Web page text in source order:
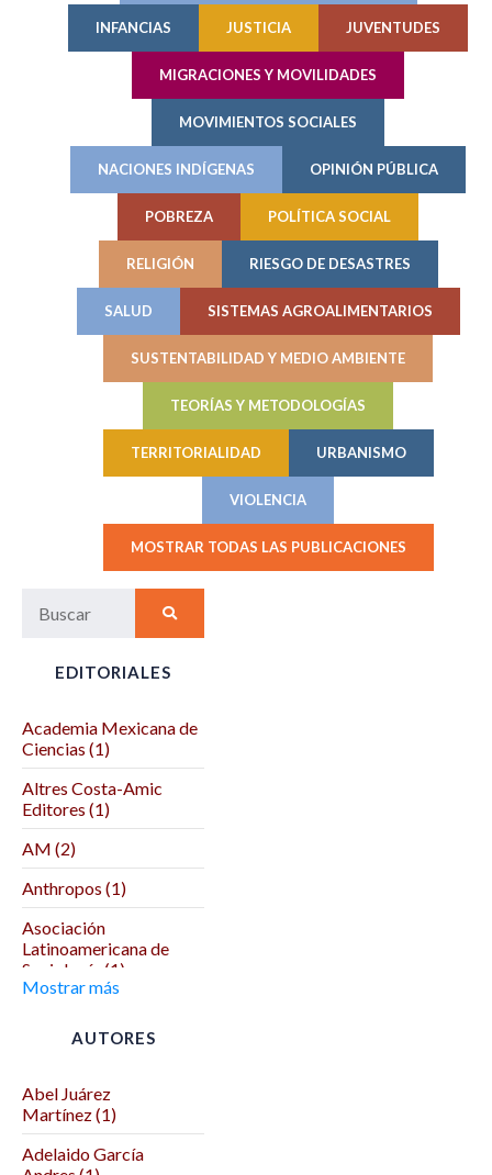
INFANCIAS JUSTICIA JUVENTUDES
MIGRACIONES Y MOVILIDADES
MOVIMIENTOS SOCIALES
NACIONES INDÍGENAS OPINIÓN PÚBLICA
POBREZA POLÍTICA SOCIAL
RELIGIÓN RIESGO DE DESASTRES
SALUD SISTEMAS AGROALIMENTARIOS
SUSTENTABILIDAD Y MEDIO AMBIENTE
TEORÍAS Y METODOLOGÍAS
TERRITORIALIDAD URBANISMO
VIOLENCIA
MOSTRAR TODAS LAS PUBLICACIONES
EDITORIALES
Academia Mexicana de
Ciencias (1)
Altres Costa-Amic
Editores (1)
AM (2)
Anthropos (1)
Asociación
Latinoamericana de
Sociología (1)
de Ciencias Políticas (1)
Benemérita Universidad
Autónoma de Puebla (2)
Benemérita y
Mostrar más
AUTORES
Abel Juárez
Martínez (1)
Adelaido García